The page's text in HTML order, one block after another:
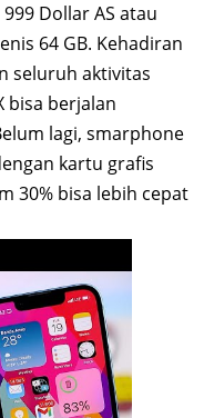
Dollar AS atau
64 GB. Kehadiran
seluruh aktivitas
bisa berjalan
lagi, smarphone
kartu grafis
30% bisa lebih cepat